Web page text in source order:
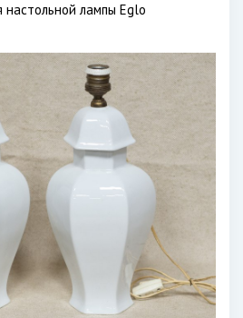
настольной лампы Eglo